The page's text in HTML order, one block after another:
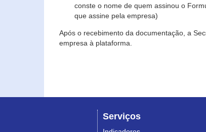
conste o nome de quem assinou o
que assine pela empresa)
Após o recebimento da documentação, a
empresa à plataforma.
Serviços